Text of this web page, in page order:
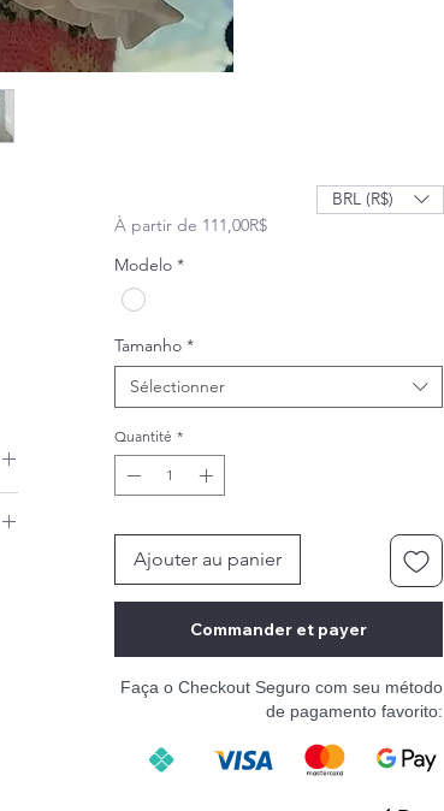
À partir de 111,00R$Prix promotionnel
Modelo *
Tamanho *
Sélectionner
Quantité *
Ajouter au panier
Commander et payer
Faça o Checkout Seguro com seu método
de pagamento favorito:
BRL (R$)